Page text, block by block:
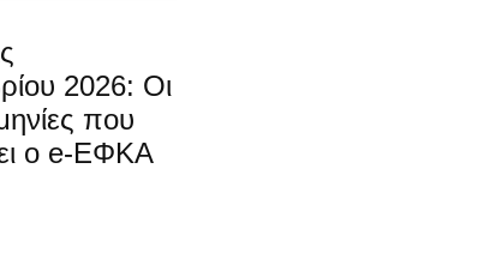
2026: Οι
που
ο e-ΕΦΚΑ